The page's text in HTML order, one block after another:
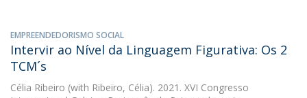
EMPREENDEDORISMO SOCIAL
Intervir ao Nível da Linguagem Figurativa: Os 2
TCM´s
Célia Ribeiro (with Ribeiro, Célia). 2021. XVI Congresso